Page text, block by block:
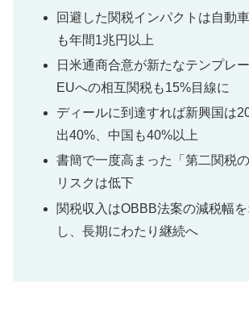
回避した関税インパクトは自動
も年間1兆円以上
日米通商合意が新たなテンプレー
EUへの相互関税も15%目線に
ディールに到達すれば新興国は
出40%、中国も40%以上
書簡で一度高まった「第二関税
リスクは低下
関税収入はOBBB法案の減税幅を
し、長期にわたり継続へ